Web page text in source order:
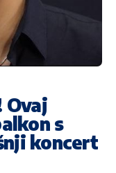
Ovaj
s
koncert